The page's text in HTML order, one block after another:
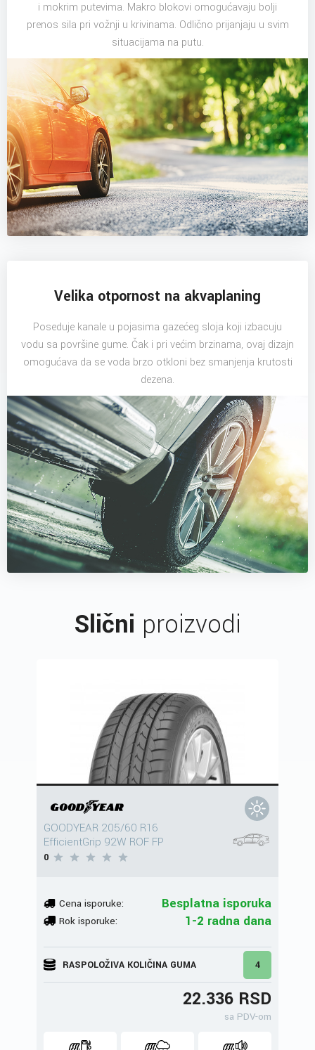
i mokrim putevima. Makro blokovi omogućavaju bolji
prenos sila pri vožnji u krivinama. Odlično prijanjaju u svim
situacijama na putu.
Velika otpornost na akvaplaning
Poseduje kanale u pojasima gazećeg sloja koji izbacuju
vodu sa površine gume. Čak i pri većim brzinama, ovaj dizajn
omogućava da se voda brzo otkloni bez smanjenja krutosti
dezena.
Slični proizvodi
GOODYEAR 205/60 R16
EfficientGrip 92W ROF FP
0
Cena isporuke: Besplatna isporuka
Rok isporuke: 1-2 radna dana
RASPOLOŽIVA KOLIČINA GUMA 4
22.336 RSD
sa PDV-om